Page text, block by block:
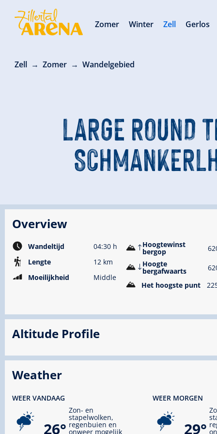
Zell Zomer Wandelgebied
LARGE
Overview
Wandeltijd
04:30 h
Lengte
12 km
Moeilijkheid
Middle
Hoogtewinst
bergop
Hoogte
bergafwaarts
Het hoogste punt
Altitude Profile
Weather
WEER VANDAAG
26°
Zon- en
stapelwolken,
regenbuien en
onweer mogelijk
WEER MORGEN
29°
Zomer Winter Zell Gerlos